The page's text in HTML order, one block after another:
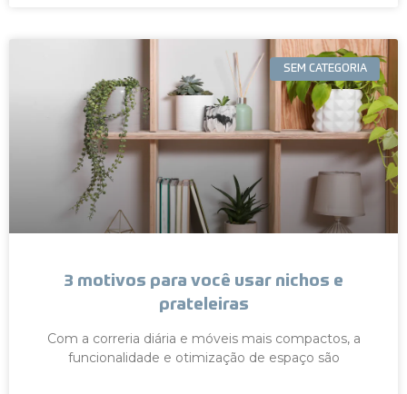
SEM CATEGORIA
3 motivos para você usar nichos e
prateleiras
Com a correria diária e móveis mais compactos, a
funcionalidade e otimização de espaço são